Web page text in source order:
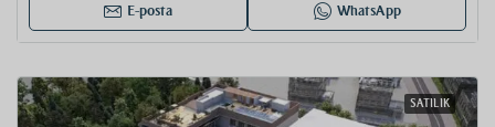
E-posta WhatsApp
SATILIK